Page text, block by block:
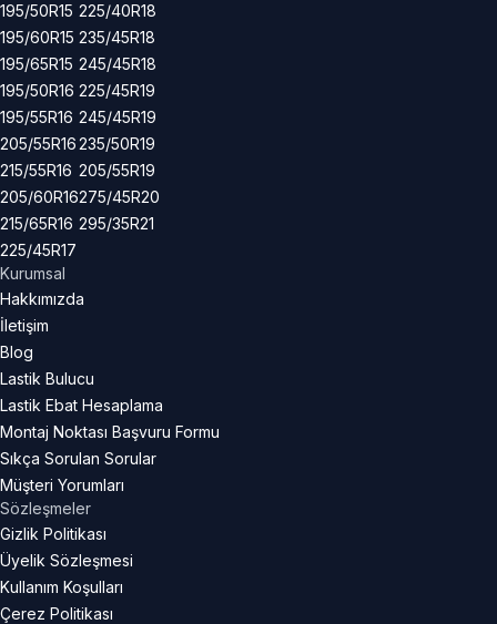
195/50R15
195/60R15
195/65R15
195/50R16
195/55R16
205/55R16
215/55R16
205/60R16
215/65R16
225/45R17
225/40R18
235/45R18
245/45R18
225/45R19
245/45R19
235/50R19
205/55R19
275/45R20
295/35R21
Kurumsal
Hakkımızda
İletişim
Blog
Lastik Bulucu
Lastik Ebat Hesaplama
Montaj Noktası Başvuru Formu
Sıkça Sorulan Sorular
Müşteri Yorumları
Sözleşmeler
Gizlik Politikası
Üyelik Sözleşmesi
Kullanım Koşulları
Çerez Politikası